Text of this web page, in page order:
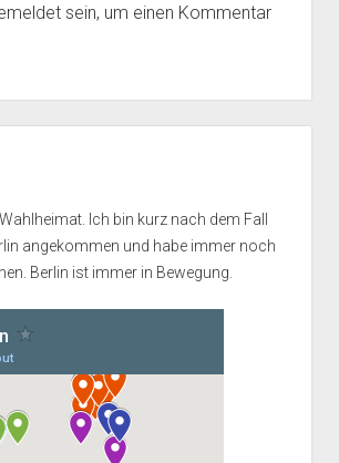
sein, um einen Kommentar
Ich bin kurz nach dem Fall
angekommen und habe immer noch
Berlin ist immer in Bewegung.